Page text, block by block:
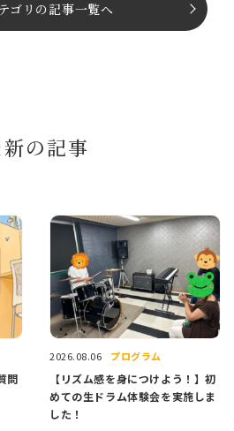
ゴリの記事⼀覧へ
の記事
問
2026.08.06 プログラム
【リズム感を身につけよう！】初
めての生ドラム体験会を実施しま
した！